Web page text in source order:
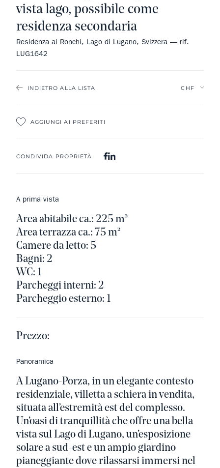
INDIETRO ALLA LISTA
AGGIUNGI AI PREFERITI
CONDIVIDA PROPRIETÀ
vista lago, possibile come
residenza secondaria
Residenza ai Ronchi, Lago di Lugano, Svizzera — rif.
LUG1642
A prima vista
Area abitabile ca.: 225 m²
Area terrazza ca.: 75 m²
Camere da letto: 5
Bagni: 2
WC: 1
Parcheggi interni: 2
Parcheggio esterno: 1
Prezzo:
Panoramica
A Lugano-Porza, in un elegante contesto
residenziale, villetta a schiera in vendita,
situata all’estremità est del complesso.
Un’oasi di tranquillità che offre una bella
vista sul Lago di Lugano, un’esposizione
solare a sud-est e un ampio giardino
pianeggiante dove rilassarsi immersi nel